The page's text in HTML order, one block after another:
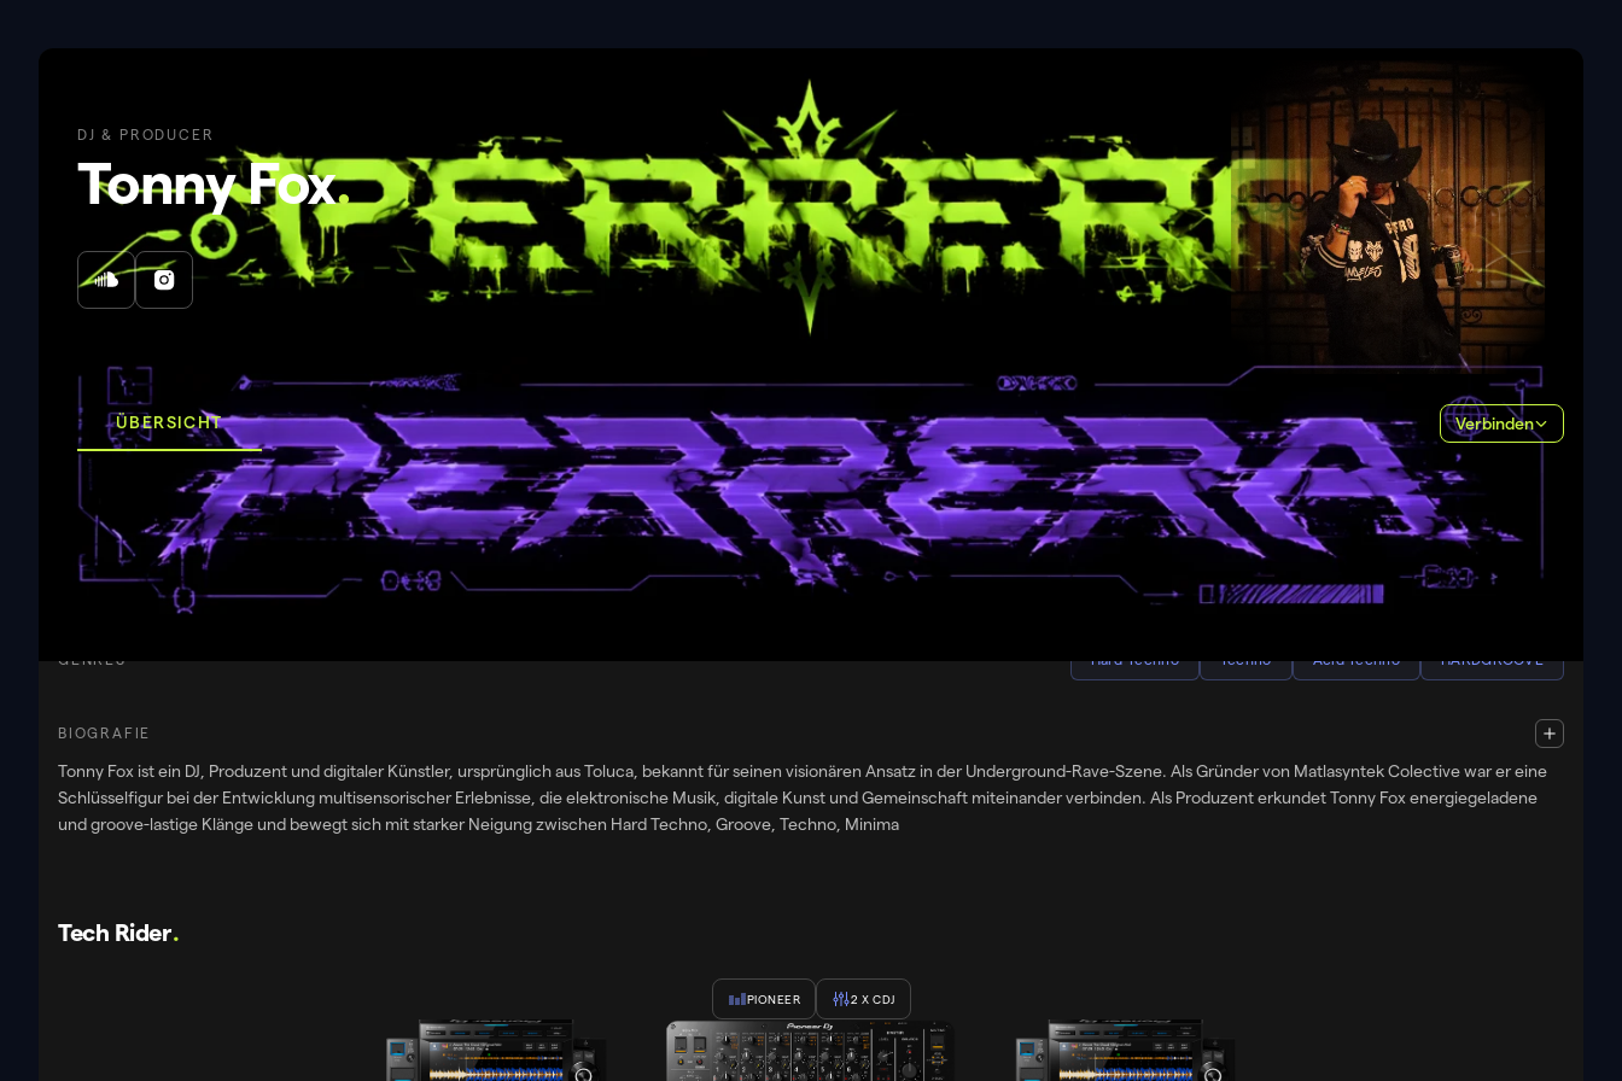
DJ & PRODUCER
Tonny Fox.
ÜBERSICHT Verbinden
Über mich .
GEBOREN Mexico
GENRES Hard Techno Techno Acid Techno HARDGROOVE
BIOGRAFIE
Tonny Fox ist ein DJ, Produzent und digitaler Künstler, ursprünglich aus Toluca, bekannt für seinen visionären Ansatz in der Underground-Rave-Szene. Als Gründer von Matlasyntek Colective war er eine
Schlüsselfigur bei der Entwicklung multisensorischer Erlebnisse, die elektronische Musik, digitale Kunst und Gemeinschaft miteinander verbinden. Als Produzent erkundet Tonny Fox energiegeladene
und groove-lastige Klänge und bewegt sich mit starker Neigung zwischen Hard Techno, Groove, Techno, Minima
Tech Rider.
PIONEER 2 X CDJ